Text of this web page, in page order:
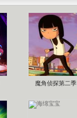
魔角侦探第二季